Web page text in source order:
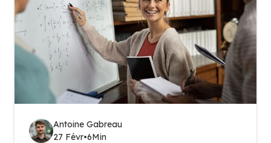
Antoine Gabreau
27 Févr•6Min